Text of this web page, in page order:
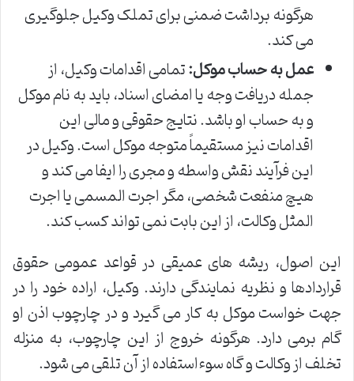
هرگونه برداشت ضمنی برای تملک وکیل جلوگیری
می کند.
عمل به حساب موکل:تمامی اقدامات وکیل، از
جمله دریافت وجه یا امضای اسناد، باید به نام موکل
و به حساب او باشد. نتایج حقوقی و مالی این
اقدامات نیز مستقیماً متوجه موکل است. وکیل در
این فرآیند نقش واسطه و مجری را ایفا می کند و
هیچ منفعت شخصی، مگر اجرت المسمی یا اجرت
المثل وکالت، از این بابت نمی تواند کسب کند.
این اصول، ریشه های عمیقی در قواعد عمومی حقوق
قراردادها و نظریه نمایندگی دارند. وکیل، اراده خود را در
جهت خواست موکل به کار می گیرد و در چارچوب اذن او
گام برمی دارد. هرگونه خروج از این چارچوب، به منزله
تخلف از وکالت و گاه سوءاستفاده از آن تلقی می شود.